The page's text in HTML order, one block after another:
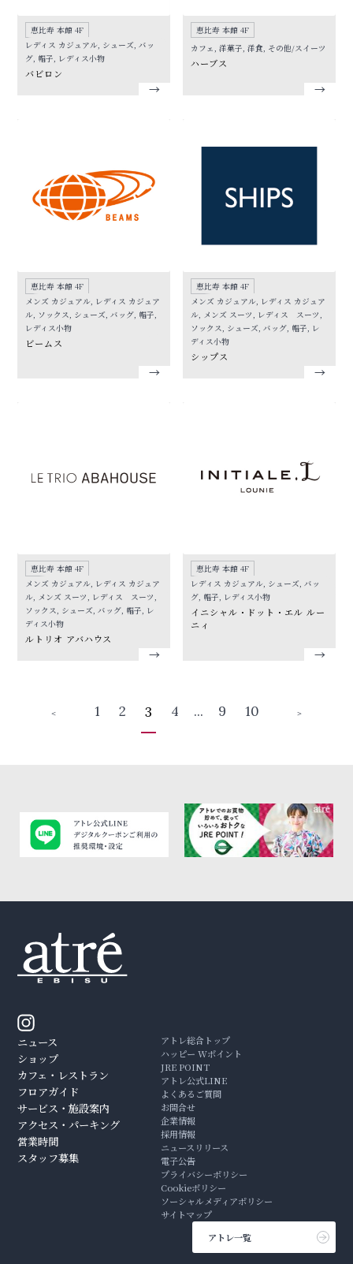
恵比寿 本館 4F
レディス カジュアル, シューズ, バッ
グ, 帽子, レディス小物
バビロン
恵比寿 本館 4F
カフェ, 洋菓子, 洋食, その他/スイーツ
ハーブス
恵比寿 本館 4F
メンズ カジュアル, レディス カジュア
ル, ソックス, シューズ, バッグ, 帽子,
レディス小物
ビームス
恵比寿 本館 4F
メンズ カジュアル, レディス カジュア
ル, メンズ スーツ, レディス スーツ,
ソックス, シューズ, バッグ, 帽子, レ
ディス小物
シップス
恵比寿 本館 4F
メンズ カジュアル, レディス カジュア
ル, メンズ スーツ, レディス スーツ,
ソックス, シューズ, バッグ, 帽子, レ
ディス小物
ルトリオ アバハウス
恵比寿 本館 4F
レディス カジュアル, シューズ, バッ
グ, 帽子, レディス小物
イニシャル・ドット・エル ルー
ニィ
＜ 1 2 3 4 ... 9 10 ＞
ニュース
ショップ
カフェ・レストラン
フロアガイド
サービス・施設案内
アクセス・パーキング
営業時間
スタッフ募集
アトレ総合トップ
ハッピー Wポイント
JRE POINT
アトレ公式LINE
よくあるご質問
お問合せ
企業情報
採用情報
ニュースリリース
電子公告
プライバシーポリシー
Cookieポリシー
ソーシャルメディアポリシー
サイトマップ
アトレ一覧